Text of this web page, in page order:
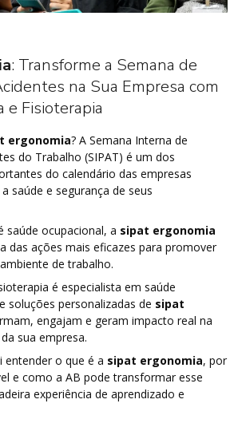
: Transforme a Semana de
na Sua Empresa com
e Fisioterapia
ergonomia? A Semana Interna de
do Trabalho (SIPAT) é um dos
do calendário das empresas
saúde e segurança de seus
saúde ocupacional, a sipat ergonomia
das ações mais eficazes para promover
de trabalho.
é especialista em saúde
soluções personalizadas de sipat
engajam e geram impacto real na
sua empresa.
entender o que é a sipat ergonomia, por
e como a AB pode transformar esse
experiência de aprendizado e